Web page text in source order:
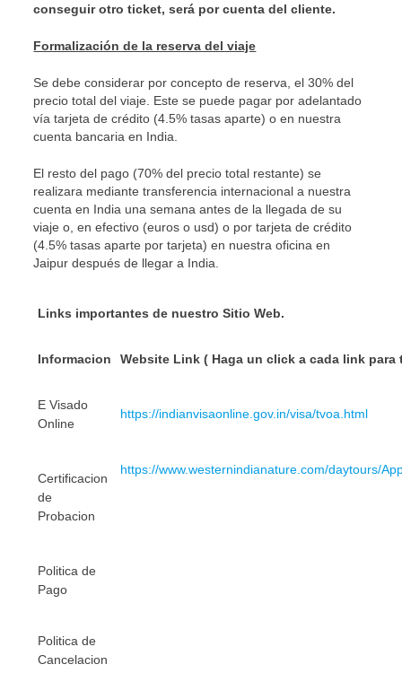
conseguir otro ticket, será por cuenta del cliente.
Formalización de la reserva del viaje
Se debe considerar por concepto de reserva, el 30% del
precio total del viaje. Este se puede pagar por adelantado
vía tarjeta de crédito (4.5% tasas aparte) o en nuestra
cuenta bancaria en India.
El resto del pago (70% del precio total restante) se
realizara mediante transferencia internacional a nuestra
cuenta en India una semana antes de la llegada de su
viaje o, en efectivo (euros o usd) o por tarjeta de crédito
(4.5% tasas aparte por tarjeta) en nuestra oficina en
Jaipur después de llegar a India.
Links importantes de nuestro Sitio Web.
Informacion Website Link ( Haga un click a cada
E Visado
Online
https://indianvisaonline.gov.in/visa/tvoa.html
Certificacion
de
Probacion
https://www.westernindianature.com/daytours/
Politica de
Pago
Politica de
Cancelacion